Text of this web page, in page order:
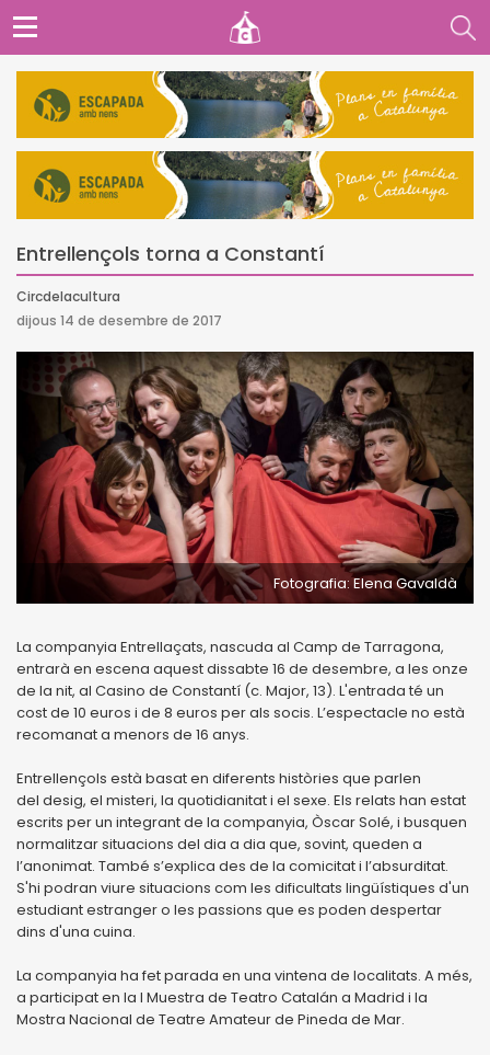
Entrellençols torna a Constantí
Circdelacultura
dijous 14 de desembre de 2017
Fotografia: Elena Gavaldà
La companyia Entrellaçats, nascuda al Camp de Tarragona,
entrarà en escena aquest dissabte 16 de desembre, a les onze
de la nit, al Casino de Constantí (c. Major, 13). L'entrada té un
cost de 10 euros i de 8 euros per als socis. L’espectacle no està
recomanat a menors de 16 anys.
Entrellençols està basat en diferents històries que parlen
del desig, el misteri, la quotidianitat i el sexe. Els relats han estat
escrits per un integrant de la companyia, Òscar Solé, i busquen
normalitzar situacions del dia a dia que, sovint, queden a
l’anonimat. També s’explica des de la comicitat i l’absurditat.
S'hi podran viure situacions com les dificultats lingüístiques d'un
estudiant estranger o les passions que es poden despertar
dins d'una cuina.
La companyia ha fet parada en una vintena de localitats. A més,
a participat en la I Muestra de Teatro Catalán a Madrid i la
Mostra Nacional de Teatre Amateur de Pineda de Mar.